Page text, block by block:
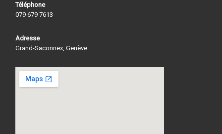
Téléphone
079 679 7613
Adresse
Grand-Saconnex, Genève